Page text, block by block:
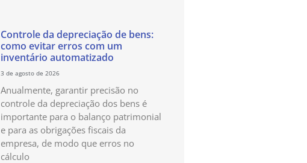
Controle da depreciação de bens:
como evitar erros com um
inventário automatizado
3 de agosto de 2026
Anualmente, garantir precisão no
controle da depreciação dos bens é
importante para o balanço patrimonial
e para as obrigações fiscais da
empresa, de modo que erros no
cálculo